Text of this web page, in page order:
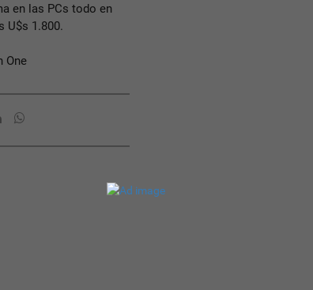
en las PCs todo en
U$s 1.800.
One